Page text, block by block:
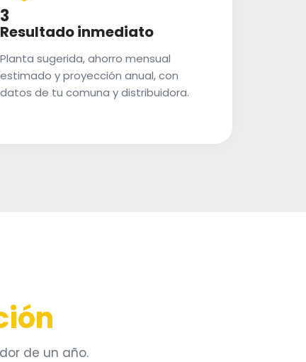
3
Resultado inmediato
Planta sugerida, ahorro mensual
estimado y proyección anual, con
datos de tu comuna y distribuidora.
de un año.